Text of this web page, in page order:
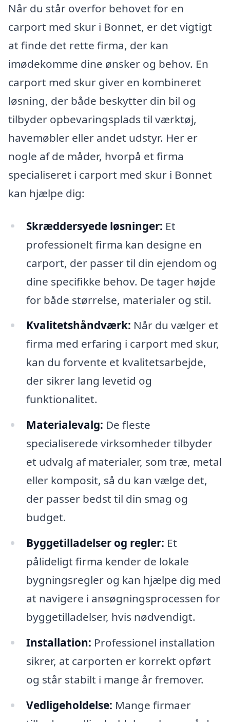
Når du står overfor behovet for en
carport med skur i Bonnet, er det vigtigt
at finde det rette firma, der kan
imødekomme dine ønsker og behov. En
carport med skur giver en kombineret
løsning, der både beskytter din bil og
tilbyder opbevaringsplads til værktøj,
havemøbler eller andet udstyr. Her er
nogle af de måder, hvorpå et firma
specialiseret i carport med skur i Bonnet
kan hjælpe dig:
Skræddersyede løsninger: Et
professionelt firma kan designe en
carport, der passer til din ejendom og
dine specifikke behov. De tager højde
for både størrelse, materialer og stil.
Kvalitetshåndværk: Når du vælger et
firma med erfaring i carport med skur,
kan du forvente et kvalitetsarbejde,
der sikrer lang levetid og
funktionalitet.
Materialevalg: De fleste
specialiserede virksomheder tilbyder
et udvalg af materialer, som træ, metal
eller komposit, så du kan vælge det,
der passer bedst til din smag og
budget.
Byggetilladelser og regler: Et
pålideligt firma kender de lokale
bygningsregler og kan hjælpe dig med
at navigere i ansøgningsprocessen for
byggetilladelser, hvis nødvendigt.
Installation: Professionel installation
sikrer, at carporten er korrekt opført
og står stabilt i mange år fremover.
Vedligeholdelse: Mange firmaer